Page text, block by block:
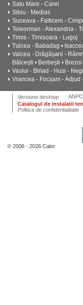
Satu Mare - Carei
Sibiu - Medias
Suceava - Falticeni -
Teleorman - Alexandria -
Timis - Timisoara - Lugoj
Tulcea - Babadag •
Valcea - Drăgășani -
Bălcești • Berbești •
Vaslui - Birlad - Husi -
Vrancea - Focșani - Adjud
Versiune desktop ANPC
Catalogul de instalatii
Politica de confidentialitate
© 2006 - 2026 Calor.